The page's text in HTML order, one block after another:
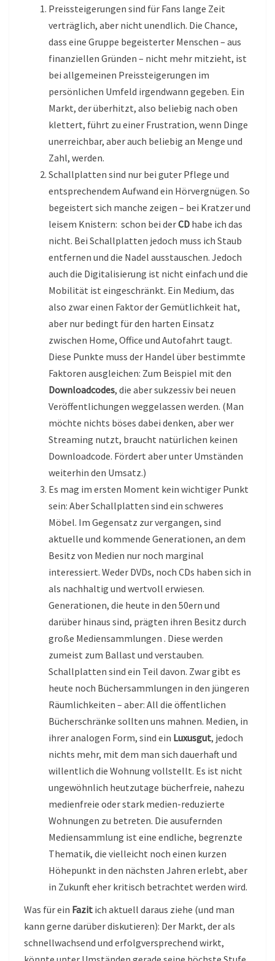
Preissteigerungen sind für Fans lange Zeit
verträglich, aber nicht unendlich. Die Chance,
dass eine Gruppe begeisterter Menschen – aus
finanziellen Gründen – nicht mehr mitzieht, ist
bei allgemeinen Preissteigerungen im
persönlichen Umfeld irgendwann gegeben. Ein
Markt, der überhitzt, also beliebig nach oben
klettert, führt zu einer Frustration, wenn Dinge
unerreichbar, aber auch beliebig an Menge und
Zahl, werden.
Schallplatten sind nur bei guter Pflege und
entsprechendem Aufwand ein Hörvergnügen. So
begeistert sich manche zeigen – bei Kratzer und
leisem Knistern: schon bei derCD habe ich das
nicht. Bei Schallplatten jedoch muss ich Staub
entfernen und die Nadel ausstauschen. Jedoch
auch die Digitalisierung ist nicht einfach und die
Mobilität ist eingeschränkt. Ein Medium, das
also zwar einen Faktor der Gemütlichkeit hat,
aber nur bedingt für den harten Einsatz
zwischen Home, Office und Autofahrt taugt.
Diese Punkte muss der Handel über bestimmte
Faktoren ausgleichen: Zum Beispiel mit den
Downloadcodes, die aber sukzessiv bei neuen
Veröffentlichungen weggelassen werden. (Man
möchte nichts böses dabei denken, aber wer
Streaming nutzt, braucht natürlichen keinen
Downloadcode. Fördert aber unter Umständen
weiterhin den Umsatz.)
Es mag im ersten Moment kein wichtiger Punkt
sein: Aber Schallplatten sind ein schweres
Möbel. Im Gegensatz zur vergangen, sind
aktuelle und kommende Generationen, an dem
Besitz von Medien nur noch marginal
interessiert. Weder DVDs, noch CDs haben sich in
als nachhaltig und wertvoll erwiesen.
Generationen, die heute in den 50ern und
darüber hinaus sind, prägten ihren Besitz durch
große Mediensammlungen . Diese werden
zumeist zum Ballast und verstauben.
Schallplatten sind ein Teil davon. Zwar gibt es
heute noch Büchersammlungen in den jüngeren
Räumlichkeiten – aber: All die öffentlichen
Bücherschränke sollten uns mahnen. Medien, in
ihrer analogen Form, sind ein Luxusgut, jedoch
nichts mehr, mit dem man sich dauerhaft und
willentlich die Wohnung vollstellt. Es ist nicht
ungewöhnlich heutzutage bücherfreie, nahezu
medienfreie oder stark medien-reduzierte
Wohnungen zu betreten. Die ausufernden
Mediensammlung ist eine endliche, begrenzte
Thematik, die vielleicht noch einen kurzen
Höhepunkt in den nächsten Jahren erlebt, aber
in Zukunft eher kritisch betrachtet werden wird.
Was für ein Fazit ich aktuell daraus ziehe (und man
kann gerne darüber diskutieren): Der Markt, der als
schnellwachsend und erfolgversprechend wirkt,